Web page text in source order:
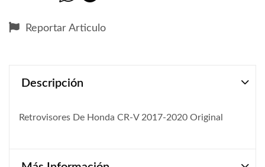
Reportar Articulo
Descripción
Retrovisores De Honda CR-V 2017-2020 Original